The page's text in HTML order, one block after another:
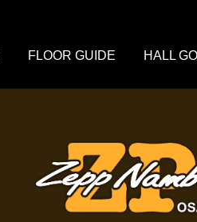
FLOOR GUIDE HALL